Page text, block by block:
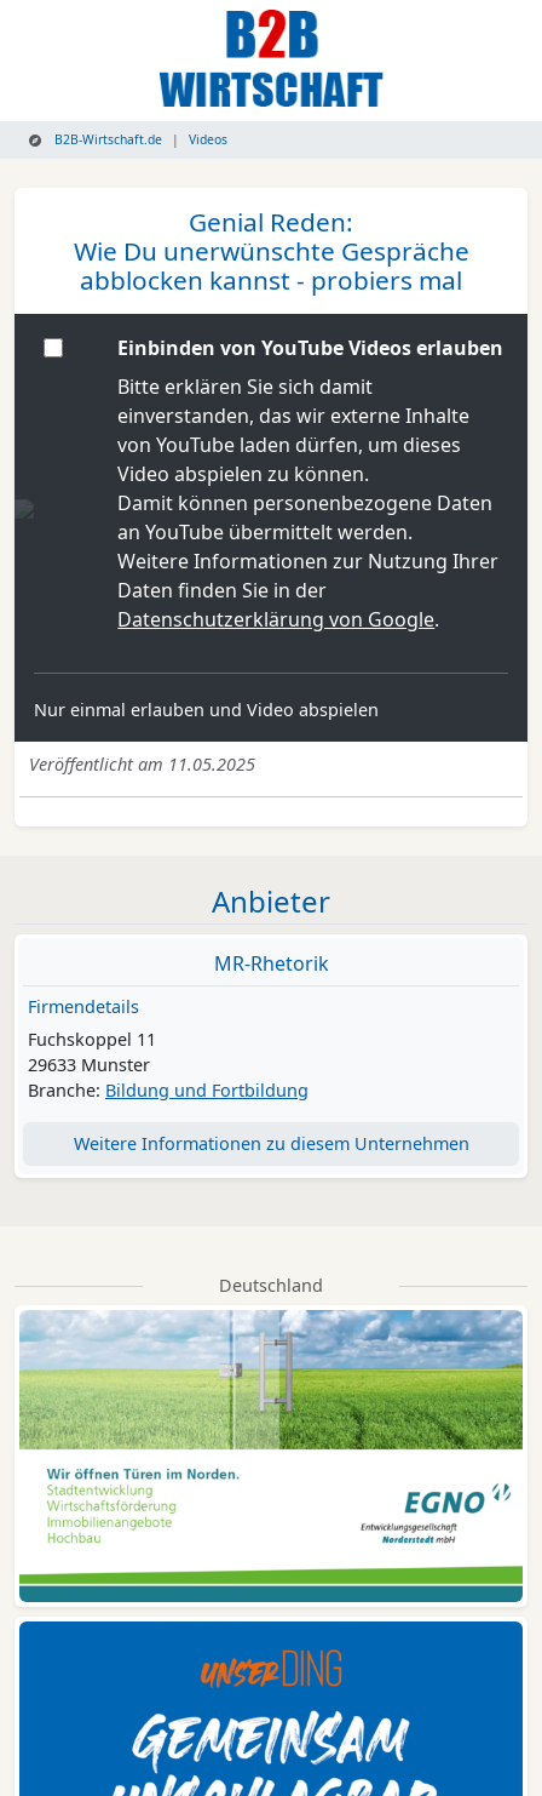
B2B-Wirtschaft.de Videos
Genial Reden:
Wie Du unerwünschte Gespräche
abblocken kannst - probiers mal
Einbinden von YouTube Videos erlauben
Bitte erklären Sie sich damit
einverstanden, das wir externe Inhalte
von YouTube laden dürfen, um dieses
Video abspielen zu können.
Damit können personenbezogene Daten
an YouTube übermittelt werden.
Weitere Informationen zur Nutzung Ihrer
Daten finden Sie in der
Datenschutzerklärung von Google.
Nur einmal erlauben und Video abspielen
Veröffentlicht am 11.05.2025
Anbieter
MR-Rhetorik
Firmendetails
Fuchskoppel 11
29633 Munster
Branche: Bildung und Fortbildung
Weitere Informationen zu diesem Unternehmen
Deutschland